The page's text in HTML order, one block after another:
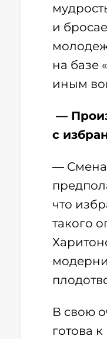
и
на базе
иным
—
с
— Смена
что
такого
В свою
готова